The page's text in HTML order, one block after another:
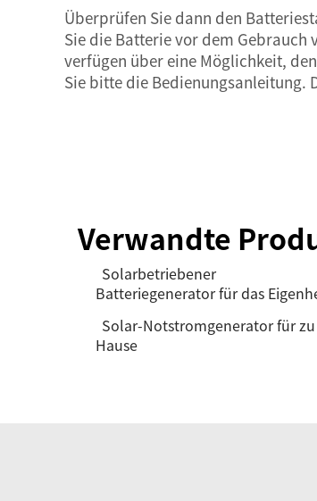
Überprüfen Sie dann den
Sie die Batterie vor dem
verfügen über eine Möglichkeit,
Sie bitte die Bedienungsanleitung.
Verwandte
Solarbetriebener
Batteriegenerator für das
Solar-Notstromgenerator für zu
Hause